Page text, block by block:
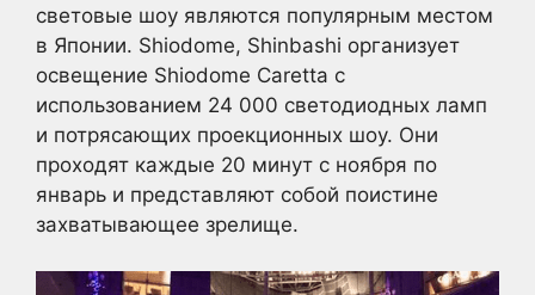
световые шоу являются популярным местом
в Японии. Shiodome, Shinbashi организует
освещение Shiodome Caretta с
использованием 24 000 светодиодных ламп
и потрясающих проекционных шоу. Они
проходят каждые 20 минут с ноября по
январь и представляют собой поистине
захватывающее зрелище.